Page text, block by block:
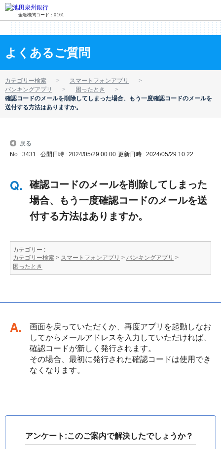
金融機関コード：0161
よくあるご質問
カテゴリー検索
スマートフォンアプリ
バンキングアプリ
困ったとき
確認コードのメールを削除してしまった場合、もう一度確認コードのメールを
送付する方法はありますか。
戻る
No : 3431 公開日時 : 2024/05/29 00:00 更新日時 : 2024/05/29 10:22
確認コードのメールを削除してしまった
場合、もう一度確認コードのメールを送
付する方法はありますか。
カテゴリー :
カテゴリー検索 > スマートフォンアプリ > バンキングアプリ >
困ったとき
回答
画面を戻っていただくか、再度アプリを起動しなお
してからメールアドレスを入力していただければ、
確認コードが新しく発行されます。
その場合、最初に発行された確認コードは使用でき
なくなります。
アンケート:このご案内で解決したでしょうか？